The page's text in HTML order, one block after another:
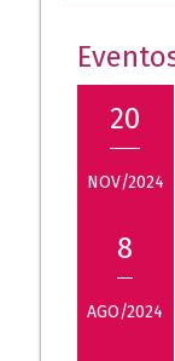
29/08/
20
NOV/2024
8
AGO/2024